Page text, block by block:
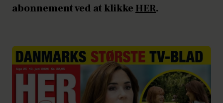
abonnement ved at klikke HER.